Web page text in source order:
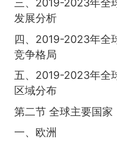
三、2019-2023年全
发展分析
四、2019-2023年全
竞争格局
五、2019-2023年全
区域分布
第二节 全球主要国家
一、欧洲